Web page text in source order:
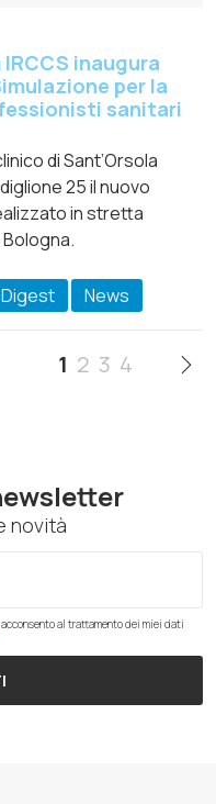
inaugura
per la
sanitari
di Sant’Orsola
25 il nuovo
in stretta
News
1 2 3 4
novità
acconsento al trattamento dei miei dati